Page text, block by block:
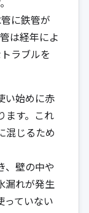
に鉄管が
は経年によ
ラブルを
い始めに赤
ます。これ
混じるため
、壁の中や
漏れが発生
っていない